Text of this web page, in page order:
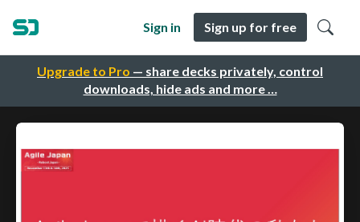
Upgrade to Pro — share decks privately, control
downloads, hide ads and more …
Sign in Sign up for free